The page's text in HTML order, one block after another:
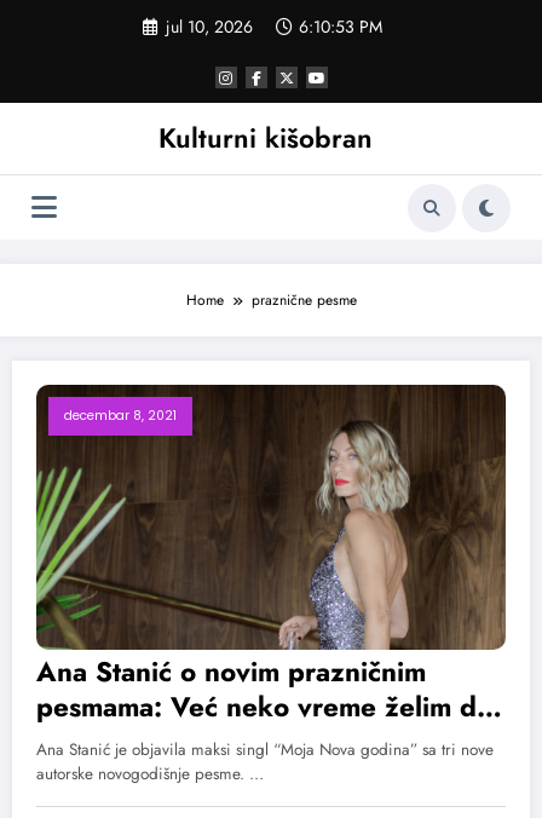
jul 10, 2026 6:10:54 PM
Kulturni kišobran
Home praznične pesme
decembar 8, 2021
Ana Stanić o novim prazničnim
pesmama: Već neko vreme želim da
objavim ovako nešto
Ana Stanić je objavila maksi singl “Moja Nova godina” sa tri nove
autorske novogodišnje pesme. …